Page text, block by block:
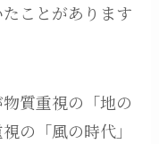
たことがあります
質重視の「地の
の「風の時代」